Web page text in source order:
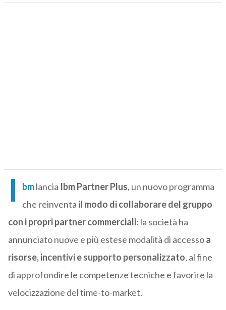
I bmlancia Ibm Partner Plus, un nuovo programma
che reinventa il modo di collaborare del gruppo
con i propri partner commerciali: la società ha
annunciato nuove e più estese modalità di accessoa
risorse, incentivi e supporto personalizzato, al fine
di approfondire le competenze tecniche e favorire la
velocizzazione del time-to-market.